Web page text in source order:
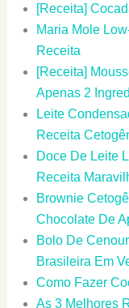
[Receita]
Maria Mole
Receita
[Receita]
Apenas 2
Leite
Receita
Doce De Leite
Receita
Brownie
Chocolate De
Bolo De
Brasileira Em
Como Fazer
As 3 Melhores